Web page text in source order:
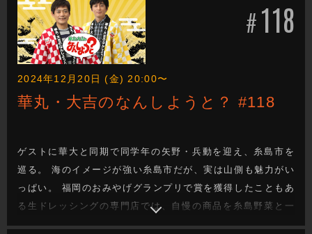
#118
2024年12月20日 (金) 20:00〜
華丸・大吉のなんしようと？ #118
ゲストに華大と同期で同学年の矢野・兵動を迎え、糸島市を
巡る。 海のイメージが強い糸島市だが、実は山側も魅力がい
っぱい。 福岡のおみやげグランプリで賞を獲得したこともあ
る生ドレッシングの専門店では、自慢の商品を糸島野菜と一
緒にいただく。 普段あまり野菜を食べないという兵動の反応